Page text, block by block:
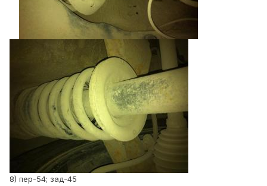
8) пер-54; зад-45